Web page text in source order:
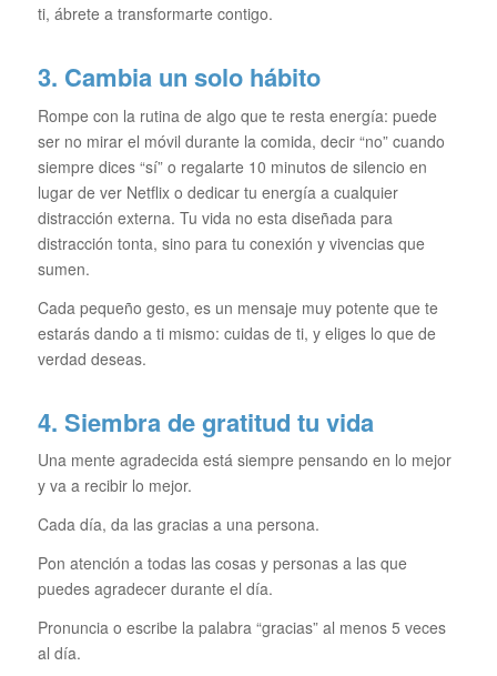
ti, ábrete a transformarte contigo.
3. Cambia un solo hábito
Rompe con la rutina de algo que te resta energía: puede
ser no mirar el móvil durante la comida, decir “no” cuando
siempre dices “sí” o regalarte 10 minutos de silencio en
lugar de ver Netflix o dedicar tu energía a cualquier
distracción externa. Tu vida no esta diseñada para
distracción tonta, sino para tu conexión y vivencias que
sumen.
Cada pequeño gesto, es un mensaje muy potente que te
estarás dando a ti mismo: cuidas de ti, y eliges lo que de
verdad deseas.
4. Siembra de gratitud tu vida
Una mente agradecida está siempre pensando en lo mejor
y va a recibir lo mejor.
Cada día, da las gracias a una persona.
Pon atención a todas las cosas y personas a las que
puedes agradecer durante el día.
Pronuncia o escribe la palabra “gracias” al menos 5 veces
al día.